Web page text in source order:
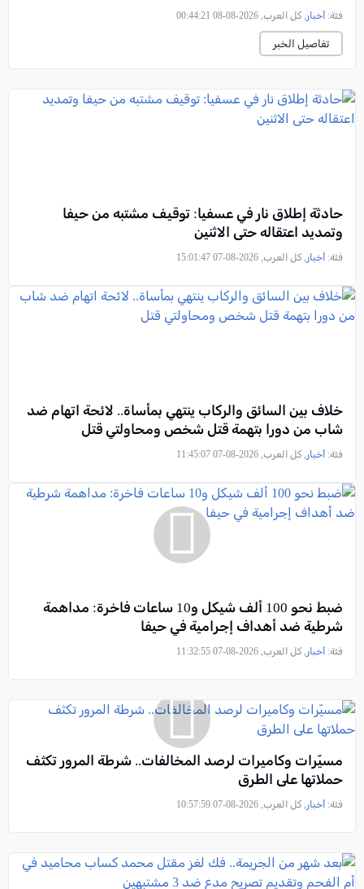
فئة: أخبار , كل العرب, 2026-08-08 00:44:21
تفاصيل الخبر
حادثة إطلاق نار في عسفيا: توقيف مشتبه من حيفا
وتمديد اعتقاله حتى الاثنين
فئة: أخبار , كل العرب, 2026-08-07 15:01:47
خلاف بين السائق والركاب ينتهي بمأساة.. لائحة اتهام ضد
شاب من دورا بتهمة قتل شخص ومحاولتي قتل
فئة: أخبار , كل العرب, 2026-08-07 11:45:07
ضبط نحو 100 ألف شيكل و10 ساعات فاخرة: مداهمة
شرطية ضد أهداف إجرامية في حيفا
فئة: أخبار , كل العرب, 2026-08-07 11:32:55
مسيّرات وكاميرات لرصد المخالفات.. شرطة المرور تكثف
حملاتها على الطرق
فئة: أخبار , كل العرب, 2026-08-07 10:57:59